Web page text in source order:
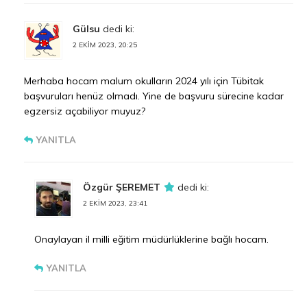
Gülsu dedi ki:
2 EKIM 2023, 20:25
Merhaba hocam malum okulların 2024 yılı için Tübitak
başvuruları henüz olmadı. Yine de başvuru sürecine kadar
egzersiz açabiliyor muyuz?
YANITLA
Özgür ŞEREMET dedi ki:
2 EKIM 2023, 23:41
Onaylayan il milli eğitim müdürlüklerine bağlı hocam.
YANITLA